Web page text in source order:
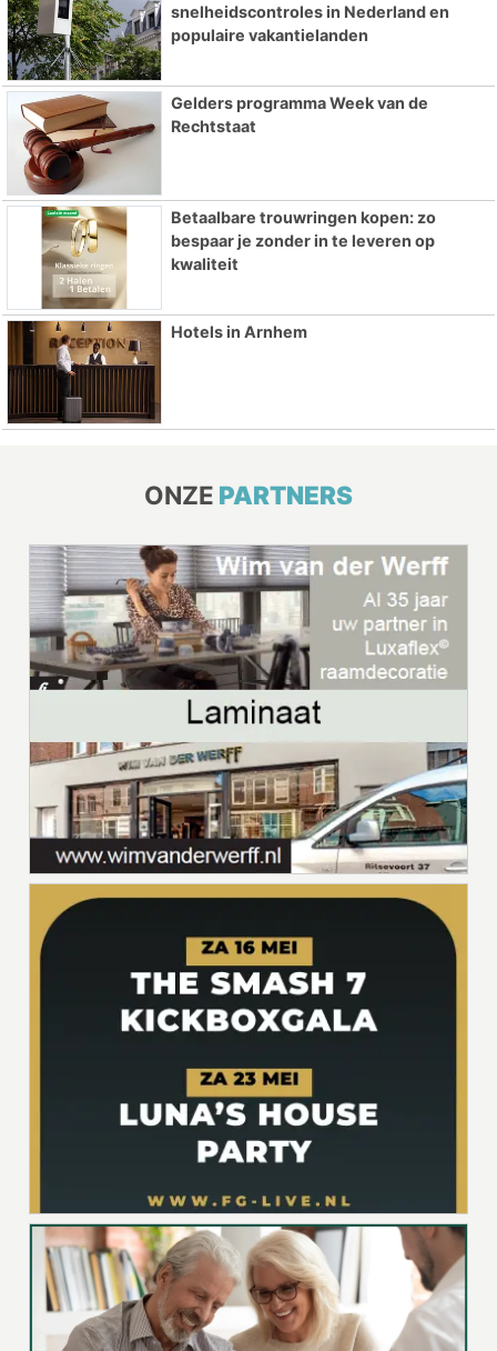
snelheidscontroles in Nederland en
populaire vakantielanden
Gelders programma Week van de
Rechtstaat
Betaalbare trouwringen kopen: zo
bespaar je zonder in te leveren op
kwaliteit
Hotels in Arnhem
ONZE PARTNERS